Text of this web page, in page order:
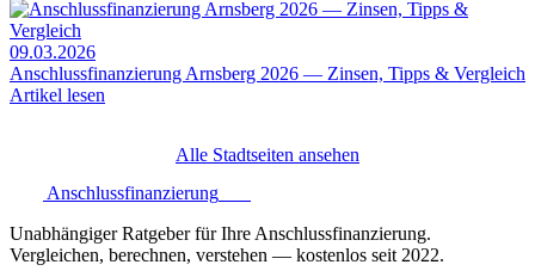
09.03.2026
Anschlussfinanzierung Arnsberg 2026 — Zinsen, Tipps & Vergleich
Artikel lesen
Alle Stadtseiten ansehen
Anschlussfinanzierung
Unabhängiger Ratgeber für Ihre Anschlussfinanzierung.
Vergleichen, berechnen, verstehen — kostenlos seit 2022.